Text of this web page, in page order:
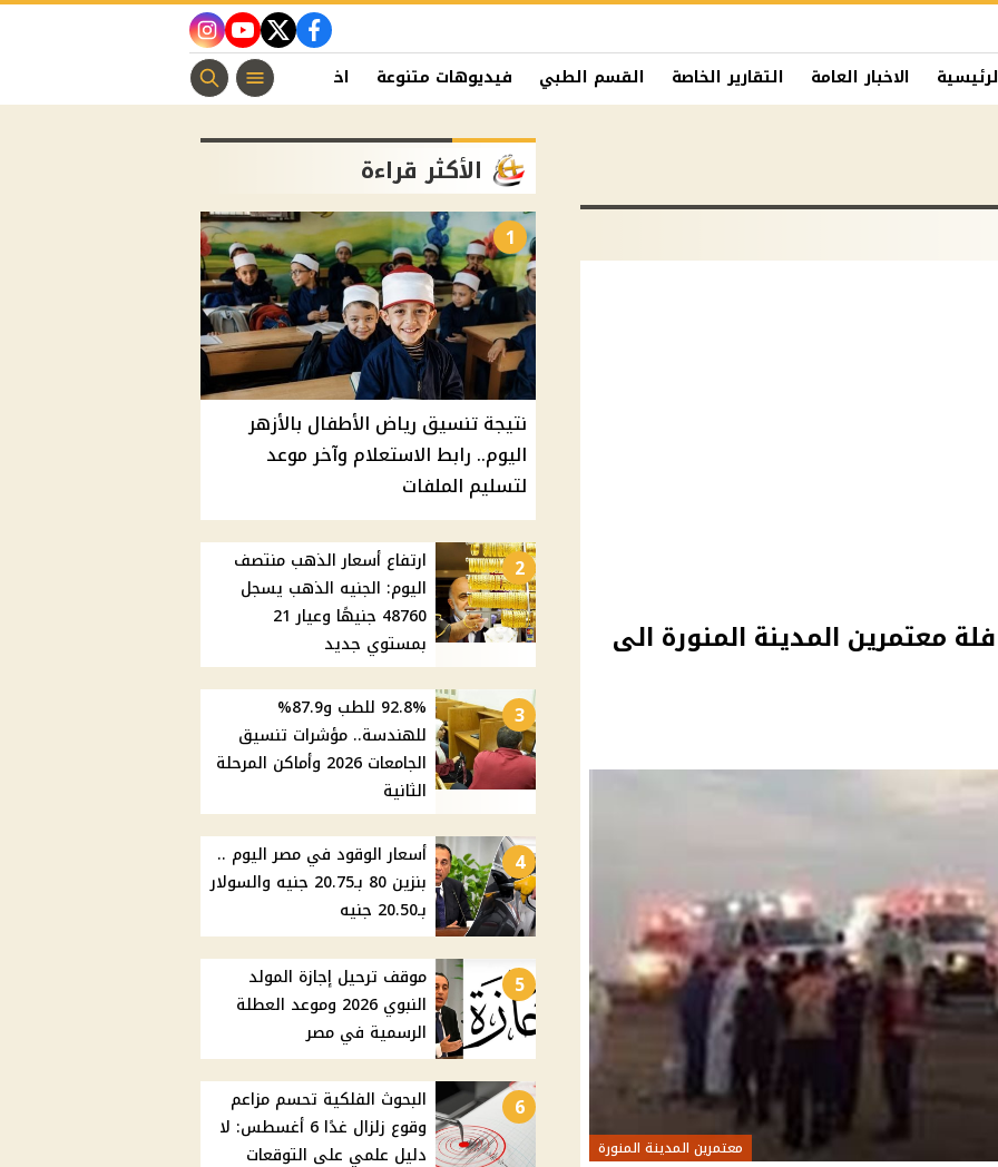
facebook
twitter
youtube
instagram
الاخبار العامة التقارير الخاصة القسم الطبي فيديوهات متنوعة اخبار الفن منوعات مسيحية
معتمرين المدينة المنورة الى
معتمرين المدينة المنورة
الأكثر قراءة
1
نتيجة تنسيق رياض الأطفال بالأزهر
اليوم.. رابط الاستعلام وآخر موعد
لتسليم الملفات
2
ارتفاع أسعار الذهب منتصف
اليوم: الجنيه الذهب يسجل
48760 جنيهًا وعيار 21
بمستوي جديد
3
92.8% للطب و87.9%
للهندسة.. مؤشرات تنسيق
الجامعات 2026 وأماكن المرحلة
الثانية
4
أسعار الوقود في مصر اليوم ..
بنزين 80 بـ20.75 جنيه والسولار
بـ20.50 جنيه
5
موقف ترحيل إجازة المولد
النبوي 2026 وموعد العطلة
الرسمية في مصر
6
البحوث الفلكية تحسم مزاعم
وقوع زلزال غدًا 6 أغسطس: لا
دليل علمي على التوقعات